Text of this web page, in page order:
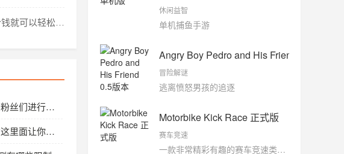
下一篇：豆奶食色污无限制版:不需要花一分钱就可以轻松撩到美女
夏娃视频app下载官方版:都可以在线和粉丝们进行互动
夏娃app下载软件安卓:你们最爱的都在这里面让你们随便看
休闲益智
单机捕鱼手游
Angry Boy Pedro and His Friend 0.5版本
冒险解谜
逃离愤怒男孩的追逐
Motorbike Kick Race 正式版
赛车竞速
一款非常精彩有趣的赛车竞速类手游